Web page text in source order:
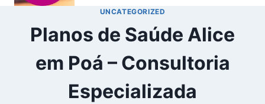
UNCATEGORIZED
Planos de Saúde Alice
em Poá – Consultoria
Especializada